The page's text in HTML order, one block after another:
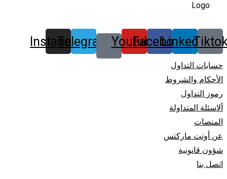
Linkedin
Facebook
Youtube
Telegram
Instagram
حسابات التداول
الأحكام والشروط
رموز التداول
ألاسئلة المتداولة
المنصات
عن أوتت مارکتس
شؤون قانونیة
اتصل بنا